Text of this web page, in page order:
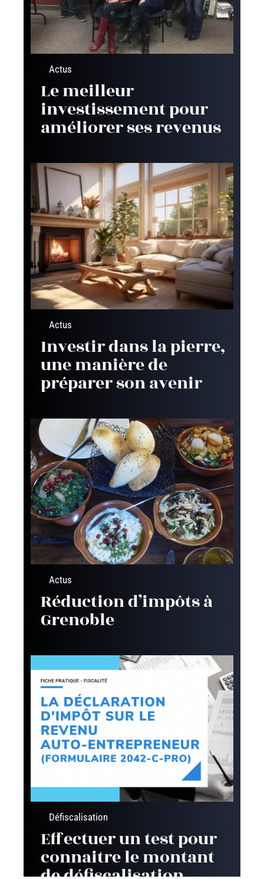
Actus
Le meilleur
investissement pour
améliorer ses revenus
Actus
Investir dans la pierre,
une manière de
préparer son avenir
Actus
Réduction d’impôts à
Grenoble
Défiscalisation
Effectuer un test pour
connaitre le montant